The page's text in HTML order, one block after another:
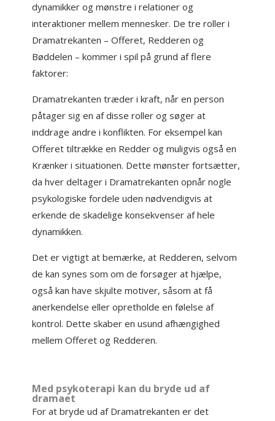
dynamikker og mønstre i relationer og
interaktioner mellem mennesker. De tre roller i
Dramatrekanten – Offeret, Redderen og
Bøddelen – kommer i spil på grund af flere
faktorer:
Dramatrekanten træder i kraft, når en person
påtager sig en af disse roller og søger at
inddrage andre i konflikten. For eksempel kan
Offeret tiltrække en Redder og muligvis også en
Krænker i situationen. Dette mønster fortsætter,
da hver deltager i Dramatrekanten opnår nogle
psykologiske fordele uden nødvendigvis at
erkende de skadelige konsekvenser af hele
dynamikken.
Det er vigtigt at bemærke, at Redderen, selvom
de kan synes som om de forsøger at hjælpe,
også kan have skjulte motiver, såsom at få
anerkendelse eller opretholde en følelse af
kontrol. Dette skaber en usund afhængighed
mellem Offeret og Redderen.
Med psykoterapi kan du bryde ud af
dramaet
For at bryde ud af Dramatrekanten er det